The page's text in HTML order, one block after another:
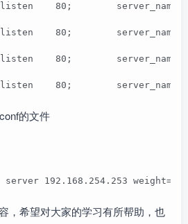
80;        server_name
80;        server_name
80;        server_name
80;        server_name
的文件
server 192.168.254.253
，希望对大家的学习有所帮助，也